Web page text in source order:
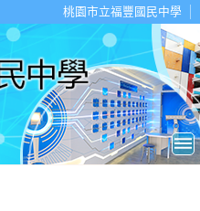
桃園市立福豐國民中學